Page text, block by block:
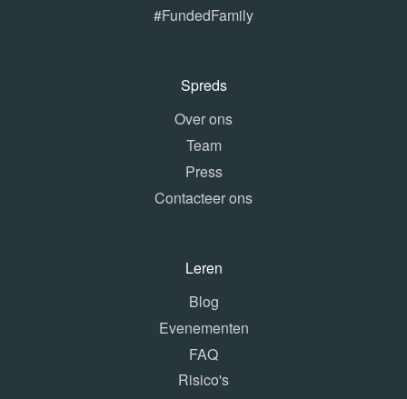
#FundedFamily
Spreds
Over ons
Team
Press
Contacteer ons
Leren
Blog
Evenementen
FAQ
Risico's